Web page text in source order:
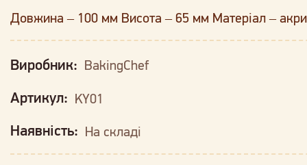
Довжина – 100 мм Висота – 65 мм Матеріал –
Виробник: BakingChef
Артикул: KY01
Наявність: На складі